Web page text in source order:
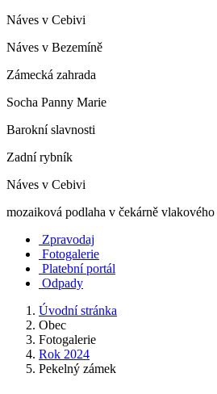
Náves v Cebivi
Náves v Bezemíně
Zámecká zahrada
Socha Panny Marie
Barokní slavnosti
Zadní rybník
Náves v Cebivi
mozaiková podlaha v čekárně vlakového
Zpravodaj
Fotogalerie
Platební portál
Odpady
Úvodní stránka
Obec
Fotogalerie
Rok 2024
Pekelný zámek